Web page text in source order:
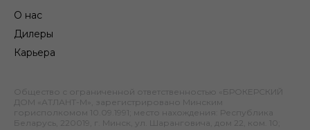
О нас
Дилеры
Карьера
Общество с ограниченной ответственностью «БРОКЕРСКИЙ
ДОМ «АТЛАНТ-М», зарегистрировано Минским
горисполкомом 10.09.1991; место нахождения: Республика
Беларусь, 220019, г. Минск, ул. Шаранговича, дом 22, ком. 10;